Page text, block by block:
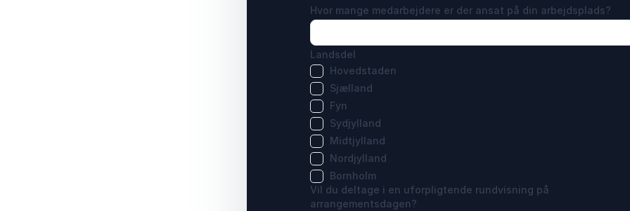
Hvor mange medarbejdere er der ansat på din arbejdsplads?
Landsdel
Hovedstaden
Sjælland
Fyn
Sydjylland
Midtjylland
Nordjylland
Bornholm
Vil du deltage i en uforpligtende rundvisning på
arrangementsdagen?